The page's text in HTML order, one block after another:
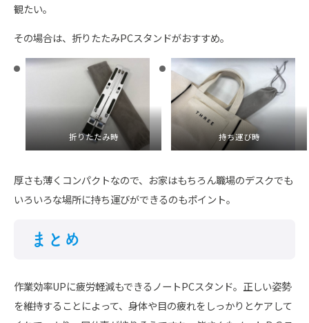
観たい。
その場合は、折りたたみPCスタンドがおすすめ。
折りたたみ時 持ち運び時
厚さも薄くコンパクトなので、お家はもちろん職場のデスクでも
いろいろな場所に持ち運びができるのもポイント。
まとめ
作業効率UPに疲労軽減もできるノートPCスタンド。正しい姿勢
を維持することによって、身体や目の疲れをしっかりとケアして